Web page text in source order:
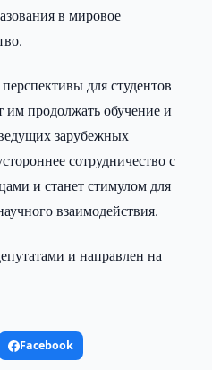
в мировое
для студентов
продолжать обучение и
зарубежных
сотрудничество с
и станет стимулом для
взаимодействия.
и направлен на
Facebook